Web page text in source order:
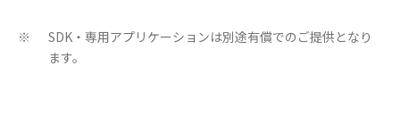
※
SDK・専用アプリケーションは別途有償でのご提供となり
ます。